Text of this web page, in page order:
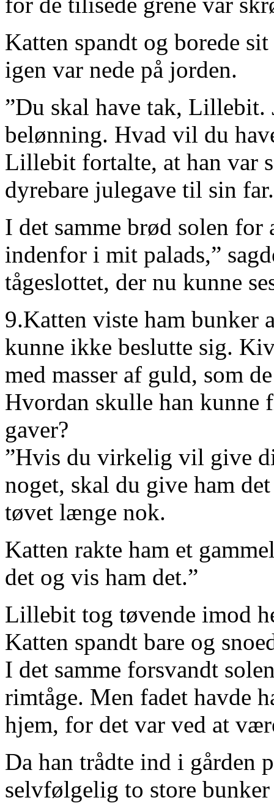
Katten spandt og borede
igen var nede på jorden.
”Du skal have tak, Lillebit.
belønning. Hvad vil du
Lillebit fortalte, at han var
dyrebare julegave til sin far.
I det samme brød solen for
indenfor i mit palads,”
tågeslottet, der nu kunne
9.Katten viste ham bunker
kunne ikke beslutte sig.
med masser af guld, som
Hvordan skulle han kunne
gaver?
”Hvis du virkelig vil give
noget, skal du give ham
tøvet længe nok.
Katten rakte ham et
det og vis ham det.”
Lillebit tog tøvende imod
Katten spandt bare og
I det samme forsvandt
rimtåge. Men fadet havde
hjem, for det var ved at
Da han trådte ind i gården
selvfølgelig to store